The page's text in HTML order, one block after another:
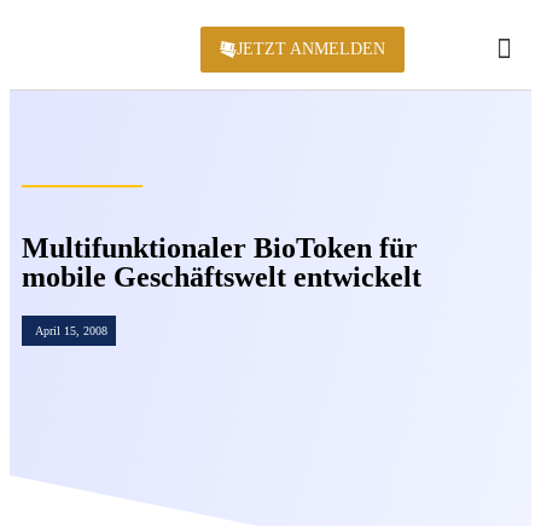
JETZT ANMELDEN
Multifunktionaler BioToken für
mobile Geschäftswelt entwickelt
April 15, 2008